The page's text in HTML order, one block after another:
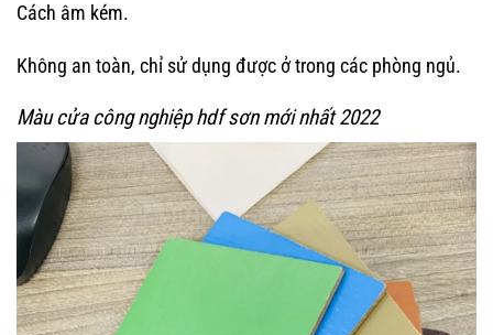
Cách âm kém.
Không an toàn, chỉ sử dụng được ở trong các phòng ngủ.
Màu cửa công nghiệp hdf sơn mới nhất 2022